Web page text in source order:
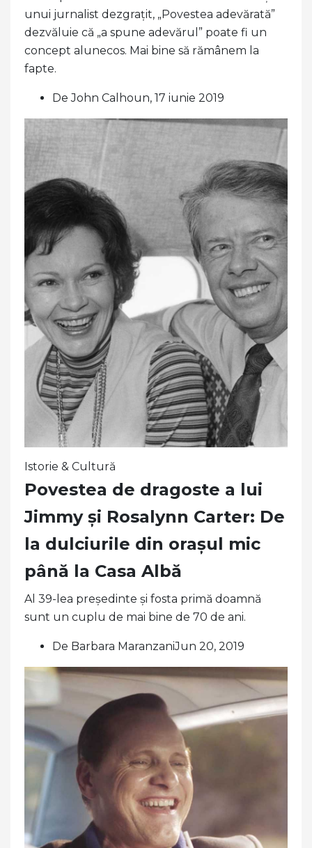
unui jurnalist dezgrațit, „Povestea adevărată”
dezvăluie că „a spune adevărul” poate fi un
concept alunecos. Mai bine să rămânem la
fapte.
De John Calhoun, 17 iunie 2019
Istorie & Cultură
Povestea de dragoste a lui
Jimmy și Rosalynn Carter: De
la dulciurile din orașul mic
până la Casa Albă
Al 39-lea președinte și fosta primă doamnă
sunt un cuplu de mai bine de 70 de ani.
De Barbara MaranzaniJun 20, 2019